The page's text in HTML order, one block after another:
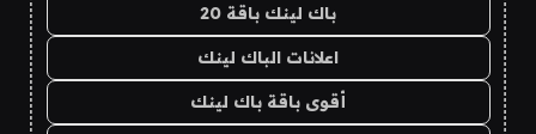
باك لينك باقة 20
اعلانات الباك لينك
أقوى باقة باك لينك